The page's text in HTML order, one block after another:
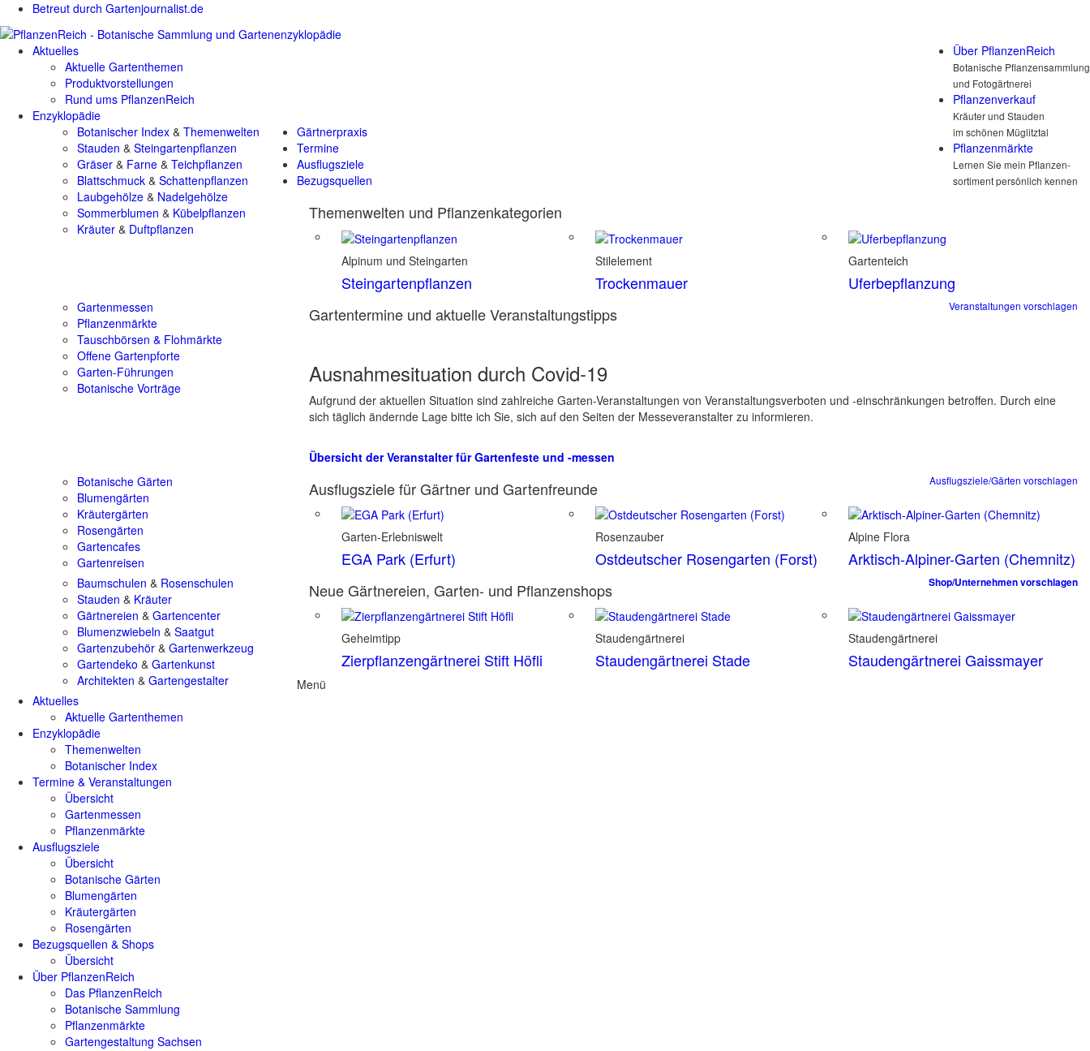
Betreut durch Gartenjournalist.de
Über PflanzenReich
Botanische Pflanzensammlung
und Fotogärtnerei
Pflanzenverkauf
Kräuter und Stauden
im schönen Müglitztal
Pflanzenmärkte
Lernen Sie mein Pflanzen-
sortiment persönlich kennen
Aktuelles
Aktuelle Gartenthemen
Produktvorstellungen
Rund ums PflanzenReich
Enzyklopädie
Botanischer Index & Themenwelten
Stauden & Steingartenpflanzen
Gräser & Farne & Teichpflanzen
Blattschmuck & Schattenpflanzen
Laubgehölze & Nadelgehölze
Sommerblumen & Kübelpflanzen
Kräuter & Duftpflanzen
Themenwelten und Pflanzenkategorien
Alpinum und Steingarten
Steingartenpflanzen
Stilelement
Trockenmauer
Gartenteich
Uferbepflanzung
Gärtnerpraxis
Termine
Gartenmessen
Pflanzenmärkte
Tauschbörsen & Flohmärkte
Offene Gartenpforte
Garten-Führungen
Botanische Vorträge
Veranstaltungen vorschlagen
Gartentermine und aktuelle Veranstaltungstipps
Ausnahmesituation durch Covid-19
Aufgrund der aktuellen Situation sind zahlreiche Garten-Veranstaltungen von Veranstaltungsverboten und -einschränkungen betroffen. Durch eine
sich täglich ändernde Lage bitte ich Sie, sich auf den Seiten der Messeveranstalter zu informieren.
Übersicht der Veranstalter für Gartenfeste und -messen
Ausflugsziele
Botanische Gärten
Blumengärten
Kräutergärten
Rosengärten
Gartencafes
Gartenreisen
Ausflugsziele/Gärten vorschlagen
Ausflugsziele für Gärtner und Gartenfreunde
Garten-Erlebniswelt
EGA Park (Erfurt)
Rosenzauber
Ostdeutscher Rosengarten (Forst)
Alpine Flora
Arktisch-Alpiner-Garten (Chemnitz)
Bezugsquellen
Baumschulen & Rosenschulen
Stauden & Kräuter
Gärtnereien & Gartencenter
Blumenzwiebeln & Saatgut
Gartenzubehör & Gartenwerkzeug
Gartendeko & Gartenkunst
Architekten & Gartengestalter
Shop/Unternehmen vorschlagen
Neue Gärtnereien, Garten- und Pflanzenshops
Geheimtipp
Zierpflanzengärtnerei Stift Höfli
Staudengärtnerei
Staudengärtnerei Stade
Staudengärtnerei
Staudengärtnerei Gaissmayer
Menü
Aktuelles
Aktuelle Gartenthemen
Enzyklopädie
Themenwelten
Botanischer Index
Termine & Veranstaltungen
Übersicht
Gartenmessen
Pflanzenmärkte
Ausflugsziele
Übersicht
Botanische Gärten
Blumengärten
Kräutergärten
Rosengärten
Bezugsquellen & Shops
Übersicht
Über PflanzenReich
Das PflanzenReich
Botanische Sammlung
Pflanzenmärkte
Gartengestaltung Sachsen